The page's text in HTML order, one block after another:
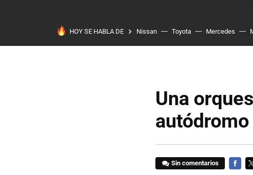
HOY SE HABLA DE Nissan Toyota Mercedes
Una
Sin comentarios